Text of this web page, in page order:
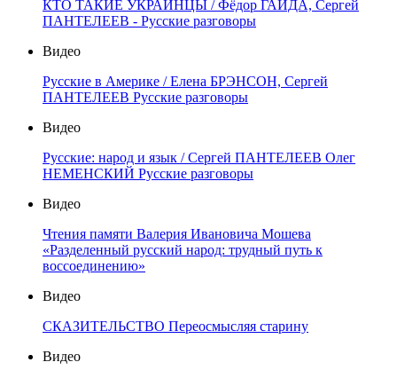
КТО ТАКИЕ УКРАИНЦЫ / Фёдор ГАЙДА, Сергей
ПАНТЕЛЕЕВ - Русские разговоры
Видео
Русские в Америке / Елена БРЭНСОН, Сергей
ПАНТЕЛЕЕВ Русские разговоры
Видео
Русские: народ и язык / Сергей ПАНТЕЛЕЕВ Олег
НЕМЕНСКИЙ Русские разговоры
Видео
Чтения памяти Валерия Ивановича Мошева
«Разделенный русский народ: трудный путь к
воссоединению»
Видео
СКАЗИТЕЛЬСТВО Переосмысляя старину
Видео